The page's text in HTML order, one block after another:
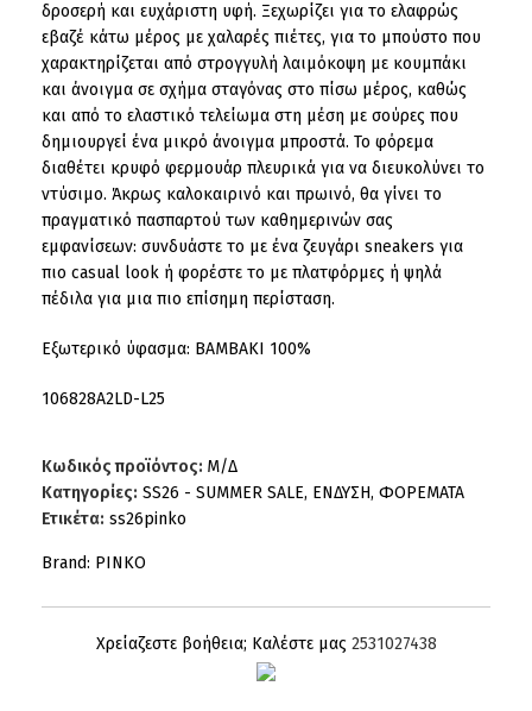
δροσερή και ευχάριστη υφή. Ξεχωρίζει για το ελαφρώς
εβαζέ κάτω μέρος με χαλαρές πιέτες, για το μπούστο που
χαρακτηρίζεται από στρογγυλή λαιμόκοψη με κουμπάκι
και άνοιγμα σε σχήμα σταγόνας στο πίσω μέρος, καθώς
και από το ελαστικό τελείωμα στη μέση με σούρες που
δημιουργεί ένα μικρό άνοιγμα μπροστά. Το φόρεμα
διαθέτει κρυφό φερμουάρ πλευρικά για να διευκολύνει το
ντύσιμο. Άκρως καλοκαιρινό και πρωινό, θα γίνει το
πραγματικό πασπαρτού των καθημερινών σας
εμφανίσεων: συνδυάστε το με ένα ζευγάρι sneakers για
πιο casual look ή φορέστε το με πλατφόρμες ή ψηλά
πέδιλα για μια πιο επίσημη περίσταση.
Εξωτερικό ύφασμα: ΒΑΜΒΑΚΙ 100%
106828A2LD-L25
Κωδικός προϊόντος: Μ/Δ
Κατηγορίες: SS26 - SUMMER SALE, ΕΝΔΥΣΗ, ΦΟΡΕΜΑΤΑ
Ετικέτα: ss26pinko
Brand: PINKO
Χρείαζεστε βοήθεια; Καλέστε μας 2531027438